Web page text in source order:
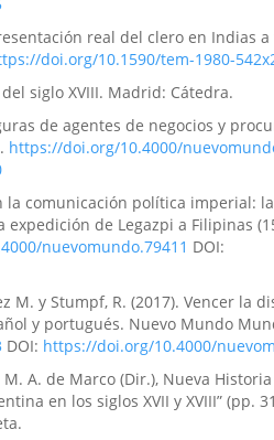
real del clero en Indias a
doi.org/10.1590/tem-1980-
siglo XVIII. Madrid: Cátedra.
de agentes de negocios y
https://doi.org/10.4000/
la comunicación política imperial:
de Legazpi a Filipinas
nuevomundo.79411 DOI:
M. y Stumpf, R. (2017). Vencer la
y portugués. Nuevo Mundo
DOI: https://doi.org/10.4000/
A. de Marco (Dir.), Nueva
en los siglos XVII y XVIII” (pp.